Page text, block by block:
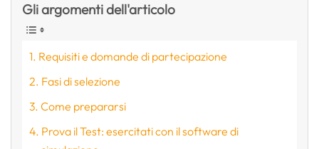
Gli argomenti dell'articolo
Requisiti e domande di partecipazione
Fasi di selezione
Come prepararsi
Prova il Test: esercitati con il software di